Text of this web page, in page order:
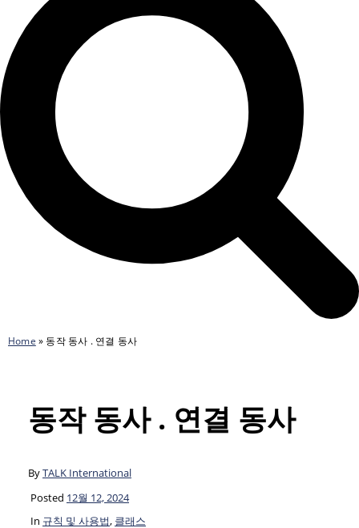
Home » 동작 동사 . 연결 동사
동작 동사 . 연결 동사
ByTALK International
Posted 12월 12, 2024
In 규칙 및 사용법, 클래스